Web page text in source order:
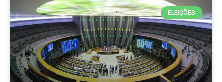
ELEIÇÕES